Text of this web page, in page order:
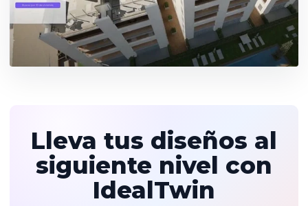
Lleva tus diseños al
siguiente nivel con
IdealTwin